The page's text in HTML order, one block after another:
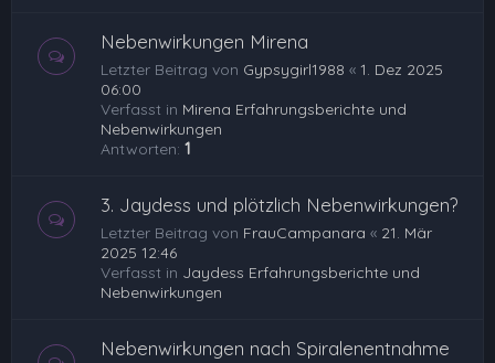
Nebenwirkungen Mirena
Letzter Beitrag von Gypsygirl1988 « 1. Dez 2025
06:00
Verfasst in Mirena Erfahrungsberichte und
Nebenwirkungen
Antworten: 1
3. Jaydess und plötzlich Nebenwirkungen?
Letzter Beitrag von FrauCampanara « 21. Mär
2025 12:46
Verfasst in Jaydess Erfahrungsberichte und
Nebenwirkungen
Nebenwirkungen nach Spiralenentnahme